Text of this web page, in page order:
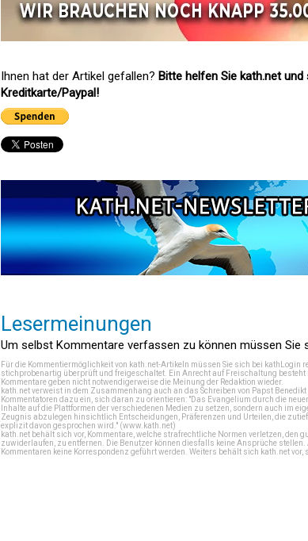
Ihnen hat der Artikel gefallen? Bitte helfen Sie kath.net
Kreditkarte/Paypal!
Lesermeinungen
Um selbst Kommentare verfassen zu können müssen Sie
Für die Kommentiermöglichkeit von kath.net-Artikeln müssen Sie sich bei kathLogin
stichprobenartig überprüft und freigeschaltet. Ein Anrecht auf Freischaltung
Kommentare geben nicht notwendigerweise die Meinung der Redaktion wieder.
kath.net verweist in dem Zusammenhang auch an das Schreiben von Papst
Kommentatoren dazu ein, sich daran zu orientieren: "Das Evangelium durch die
Inhalte auf die Plattformen der verschiedenen Medien zu setzen, sondern auch im
Zeugnis abzulegen hinsichtlich Entscheidungen, Präferenzen und Urteilen, die
explizit davon gesprochen wird." (www.kath.net)
kath.net behält sich vor, Kommentare, welche strafrechtliche Normen verletzen, den
zuwiderlaufen, zu entfernen. Die Benutzer können diesfalls keine Ansprüche
Kommentaren keine Korrespondenz geführt werden. Weiters behält sich kath.net